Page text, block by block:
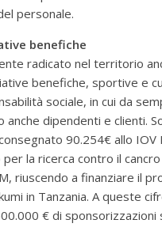
personale.
benefiche
radicato nel territorio
benefiche, sportive e
sociale, in cui da
dipendenti e clienti.
90.254€ allo
la ricerca contro il
riuscendo a finanziare il
in Tanzania. A queste
€ di sponsorizzazioni